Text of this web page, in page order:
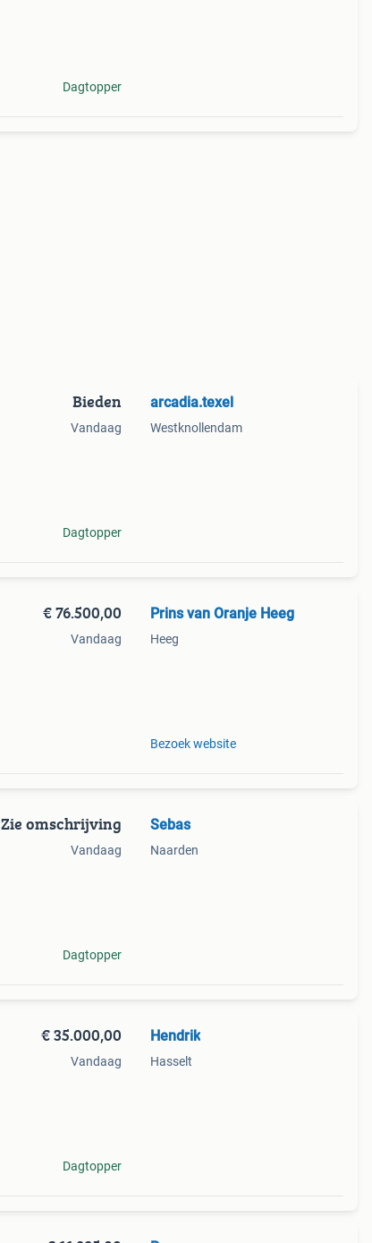
Dagtopper
Bieden
Vandaag
Dagtopper
arcadia.texel
Westknollendam
€ 76.500,00
Vandaag
Prins van Oranje Heeg
Heeg
Bezoek website
Zie omschrijving
Vandaag
Dagtopper
Sebas
Naarden
€ 35.000,00
Vandaag
Dagtopper
Hendrik
Hasselt